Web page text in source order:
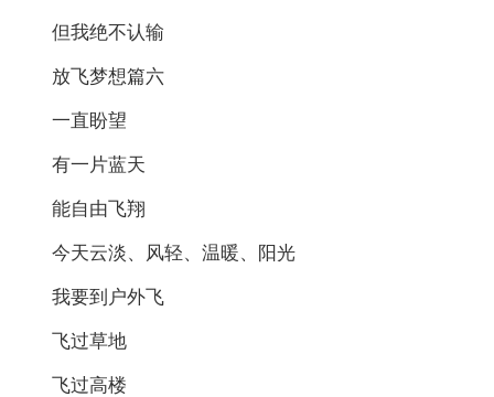
但我绝不认输
放飞梦想篇六
一直盼望
有一片蓝天
能自由飞翔
今天云淡、风轻、温暖、阳光
我要到户外飞
飞过草地
飞过高楼